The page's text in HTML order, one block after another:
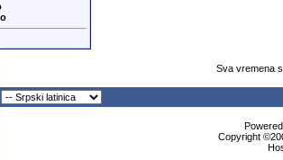
Sva vremena
Copyright